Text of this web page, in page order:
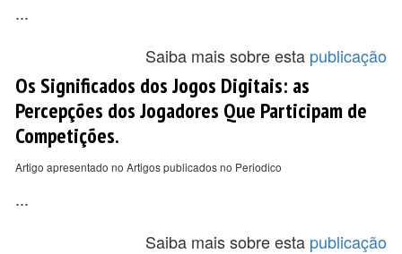
...
Saiba mais sobre esta publicação
Os Significados dos Jogos Digitais: as
Percepções dos Jogadores Que Participam de
Competições.
Artigo apresentado no Artigos publicados no Periodico
...
Saiba mais sobre esta publicação